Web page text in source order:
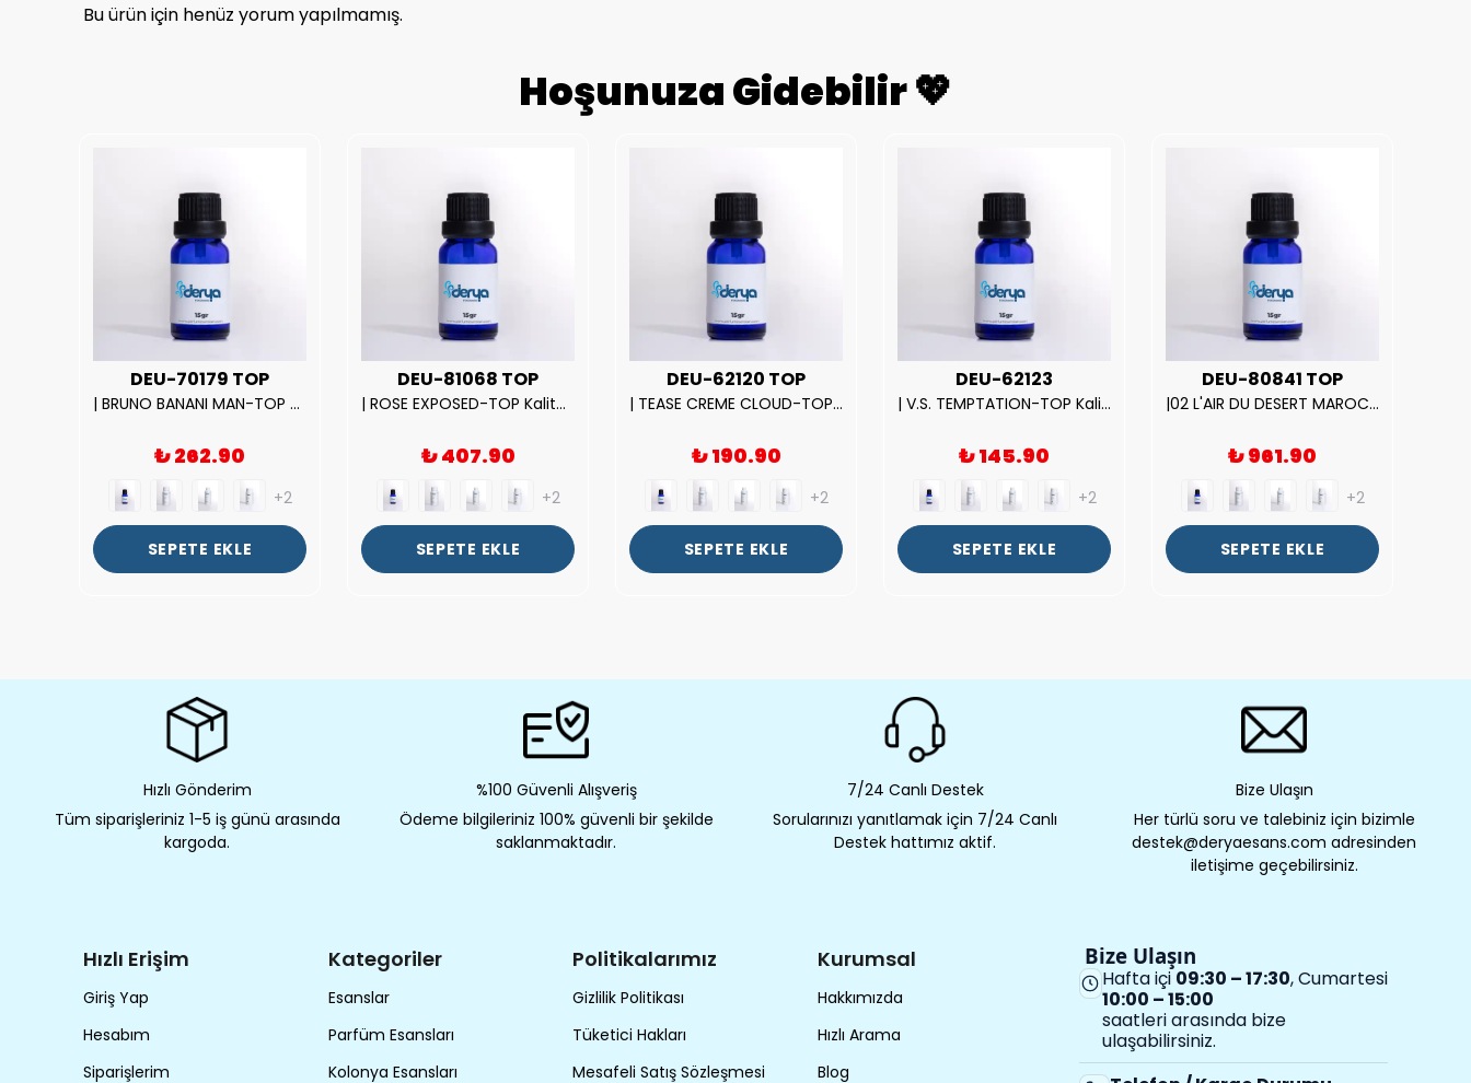
Bu ürün için henüz yorum yapılmamış.
Hoşunuza Gidebilir 💖
DEU-70179 TOP
| BRUNO BANANI MAN-TOP Kalite Erkek Parfüm Esansı.|
₺ 262.90
+2
SEPETE EKLE
DEU-81068 TOP
| ROSE EXPOSED-TOP Kalite Unısex Parfüm Esansı.|
₺ 407.90
+2
SEPETE EKLE
DEU-62120 TOP
| TEASE CREME CLOUD-TOP Kalite Kadın Parfüm Esansı.|
₺ 190.90
+2
SEPETE EKLE
DEU-62123
| V.S. TEMPTATION-TOP Kalite Kadın Parfüm Esansı.|
₺ 145.90
+2
SEPETE EKLE
DEU-80841 TOP
|02 L'AIR DU DESERT MAROCAIN-TOP Kalite Unısex Parfüm Esansı.|
₺ 961.90
+2
SEPETE EKLE
Hızlı Gönderim
Tüm siparişleriniz 1-5 iş günü arasında
kargoda.
%100 Güvenli Alışveriş
Ödeme bilgileriniz 100% güvenli bir şekilde
saklanmaktadır.
7/24 Canlı Destek
Sorularınızı yanıtlamak için 7/24 Canlı
Destek hattımız aktif.
Bize Ulaşın
Her türlü soru ve talebiniz için bizimle
destek@deryaesans.com adresinden
iletişime geçebilirsiniz.
Hızlı Erişim
Giriş Yap
Hesabım
Siparişlerim
Kategoriler
Esanslar
Parfüm Esansları
Kolonya Esansları
Politikalarımız
Gizlilik Politikası
Tüketici Hakları
Mesafeli Satış Sözleşmesi
Kurumsal
Hakkımızda
Hızlı Arama
Blog
Bize Ulaşın
Hafta içi 09:30 – 17:30, Cumartesi
10:00 – 15:00
saatleri arasında bize
ulaşabilirsiniz.